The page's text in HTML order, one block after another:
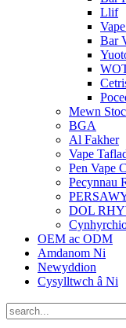
Llif
Bar
Mewn
BGA
Al Fakher
Vape
Pen Vape
Pecynnau
DOL
OEM ac ODM
Amdanom Ni
Newyddion
Cysylltwch â Ni